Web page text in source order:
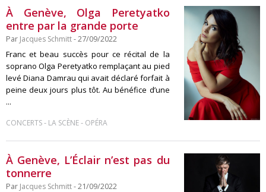
À Genève, Olga Peretyatko
entre par la grande porte
Par Jacques Schmitt- 27/09/2022
Franc et beau succès pour ce récital de la
soprano Olga Peretyatko remplaçant au pied
levé Diana Damrau qui avait déclaré forfait à
peine deux jours plus tôt. Au bénéfice d’une
...
CONCERTS- LA SCÈNE- OPÉRA
À Genève, L’Éclair n’est pas du
tonnerre
Par Jacques Schmitt- 21/09/2022